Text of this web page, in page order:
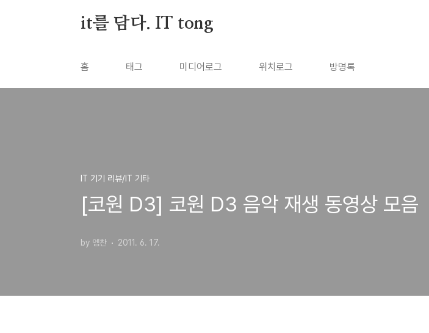
it를 담다. IT tong
홈 태그 미디어로그 위치로그 방명록
IT 기기 리뷰/IT 기타
[코원 D3] 코원 D3 음악 재생 동영상 모음
by 엠찬 2011. 6. 17.